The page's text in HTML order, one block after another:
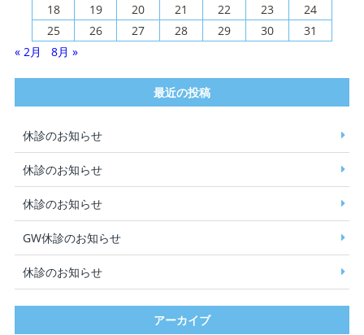
18
19 20 21 22 23
24
25
26 27 28 29 30
31
« 2月
8月 »
最近の投稿
休診のお知らせ
休診のお知らせ
休診のお知らせ
GW休診のお知らせ
休診のお知らせ
アーカイブ